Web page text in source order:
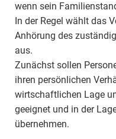
wenn sein
In der Regel wählt das
Anhörung des
aus.
Zunächst sollen
ihren persönlichen
wirtschaftlichen Lage
geeignet und in der
übernehmen.